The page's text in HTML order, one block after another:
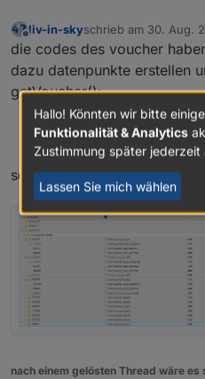
Offline
liv-in-skyschrieb am 30. Aug.
zuletzt editiert von
die codes des voucher
dazu datenpunkte erstellen
getVoucher():
Spoiler
schaut so aus:
nach einem gelösten Thread wäre
Hallo! Könnten wir bitte
Funktionalität & Analytics
Zustimmung später
Lassen Sie mich wählen